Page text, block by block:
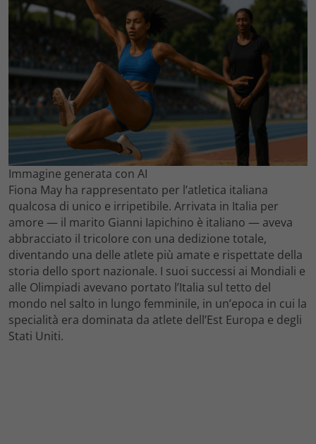
Immagine generata con AI
Fiona May ha rappresentato per l’atletica italiana
qualcosa di unico e irripetibile. Arrivata in Italia per
amore — il marito Gianni Iapichino è italiano — aveva
abbracciato il tricolore con una dedizione totale,
diventando una delle atlete più amate e rispettate della
storia dello sport nazionale. I suoi successi ai Mondiali e
alle Olimpiadi avevano portato l’Italia sul tetto del
mondo nel salto in lungo femminile, in un’epoca in cui la
specialità era dominata da atlete dell’Est Europa e degli
Stati Uniti.